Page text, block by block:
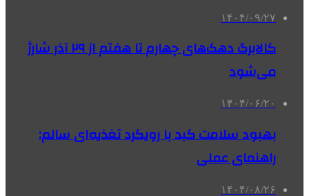
۱۴۰۴/۰۹/۲۷
کالابرگ دهک‌های چهارم تا هفتم از ۲۹ آذر شارژ
می‌شود
۱۴۰۴/۰۶/۲۰
بهبود سلامت کبد با رویکرد تغذیه‌ای سالم:
راهنمای عملی
۱۴۰۴/۰۸/۲۶